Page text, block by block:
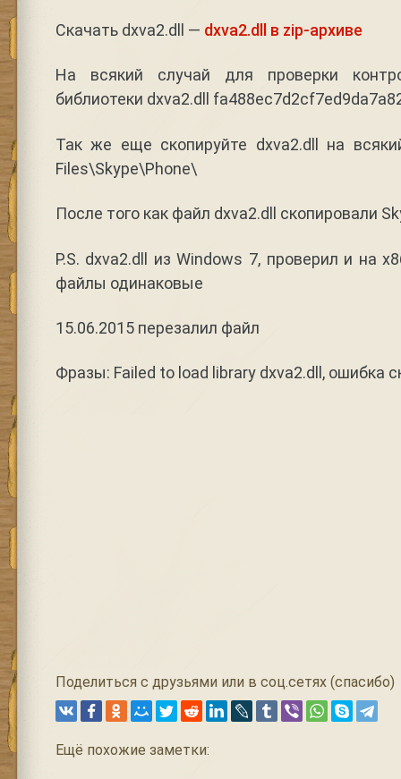
Скачать dxva2.dll — dxva2.dll в zip-архиве
На всякий случай для проверки
библиотеки dxva2.dll
Так же еще скопируйте dxva2.dll на
Files\Skype\Phone\
После того как файл dxva2.dll скопировали
P.S. dxva2.dll из Windows 7, проверил и на
файлы одинаковые
15.06.2015 перезалил файл
Фразы: Failed to load library dxva2.dll, ошибка
Поделиться с друзьями или в соц.сетях (спасибо)
Ещё похожие заметки: